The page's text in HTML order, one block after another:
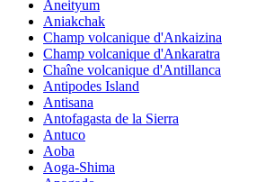
Aneityum
Aniakchak
Champ volcanique d'Ankaizina
Champ volcanique d'Ankaratra
Chaîne volcanique d'Antillanca
Antipodes Island
Antisana
Antofagasta de la Sierra
Antuco
Aoba
Aoga-Shima